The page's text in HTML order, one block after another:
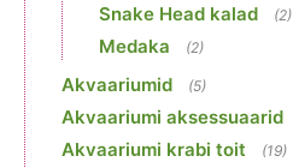
Snake Head kalad (2)
Medaka (2)
Akvaariumid (5)
Akvaariumi aksessuaarid
Akvaariumi krabi toit (19)